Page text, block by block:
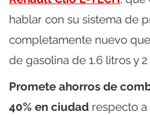
hablar con su sistema de
completamente nuevo
de gasolina de 1.6 litros y
Promete ahorros de
40% en ciudad respecto